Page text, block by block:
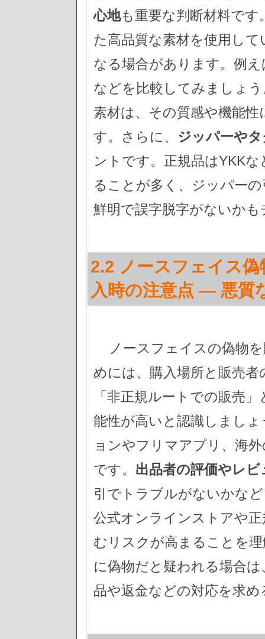
心地も重要な判断材料で
た高品質な素材を使用し
なる場合があります。例
などを比較してみましょ
素材は、その質感や機能
す。さらに、 ジッパーや
ントです。正規品はYKK
ることが多く、ジッパー
鮮明で誤字脱字がないか
2.2 ノースフェイス
入時の注意点 — 悪質
ノースフェイスの偽物
めには、購入場所と販売
「非正規ルートでの販売
能性が高いと認識しまし
ョンやフリマアプリ、海
です。 出品者の評価やレ
引でトラブルがないかな
公式オンラインストアや
むリスクが高まることを
に偽物だと疑われる場合
品や返金などの対応を求